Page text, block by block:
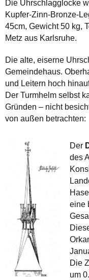
Die Uhrschlagglocke
Kupfer-Zinn-Bronze-
45cm, Gewicht 50 kg,
Metz aus Karlsruhe.
Die alte, eiserne
Gemeindehaus.
und Leitern hoch
Der Turmhelm selbst
Gründen – nicht
von außen betrachten:
Der
des
eine
Die
um